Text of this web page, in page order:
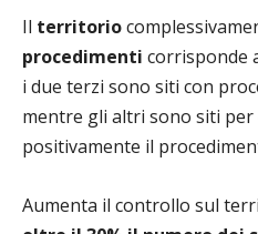
Il territorio
procedimenti corrisponde
i due terzi sono siti con
mentre gli altri sono siti per
positivamente il
Aumenta il controllo sul